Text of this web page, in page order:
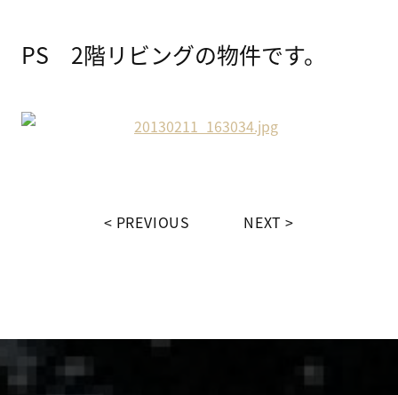
PS 2階リビングの物件です。
PREVIOUS NEXT